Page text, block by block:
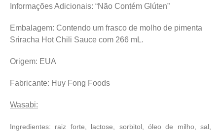
Informações Adicionais: “Não Contém Glúten”
Embalagem: Contendo um frasco de molho de pimenta
Sriracha Hot Chili Sauce com 266 mL.
Origem: EUA
Fabricante: Huy Fong Foods
Wasabi:
Ingredientes: raiz forte, lactose, sorbitol, óleo de milho, sal,